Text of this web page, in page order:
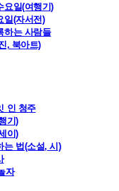
요일(여행기)
일(자서전)
하는 사람들
, 북아트)
인 청주
기)
이)
는 법(소설, 시)
자